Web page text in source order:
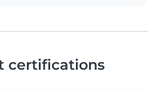
certifications